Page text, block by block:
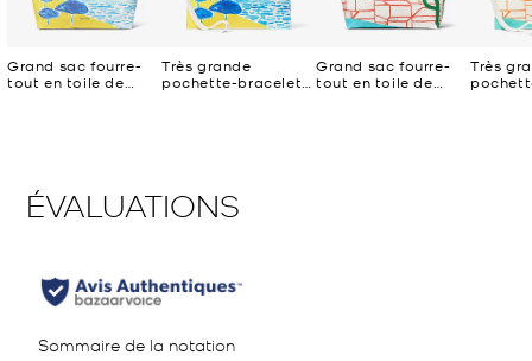
Grand sac fourre-
tout en toile de
Très grande
pochette-bracelet
Grand sac fourre-
tout en toile de
Très